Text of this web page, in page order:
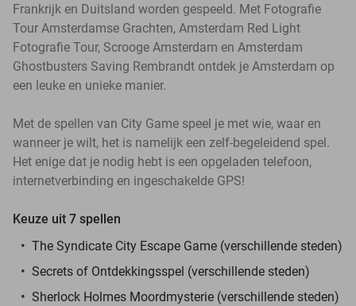
Frankrijk en Duitsland worden gespeeld. Met Fotografie
Tour Amsterdamse Grachten, Amsterdam Red Light
Fotografie Tour, Scrooge Amsterdam en Amsterdam
Ghostbusters Saving Rembrandt ontdek je Amsterdam op
een leuke en unieke manier.
Met de spellen van City Game speel je met wie, waar en
wanneer je wilt, het is namelijk een zelf-begeleidend spel.
Het enige dat je nodig hebt is een opgeladen telefoon,
internetverbinding en ingeschakelde GPS!
Keuze uit 7 spellen
The Syndicate City Escape Game (verschillende steden)
Secrets of Ontdekkingsspel (verschillende steden)
Sherlock Holmes Moordmysterie (verschillende steden)